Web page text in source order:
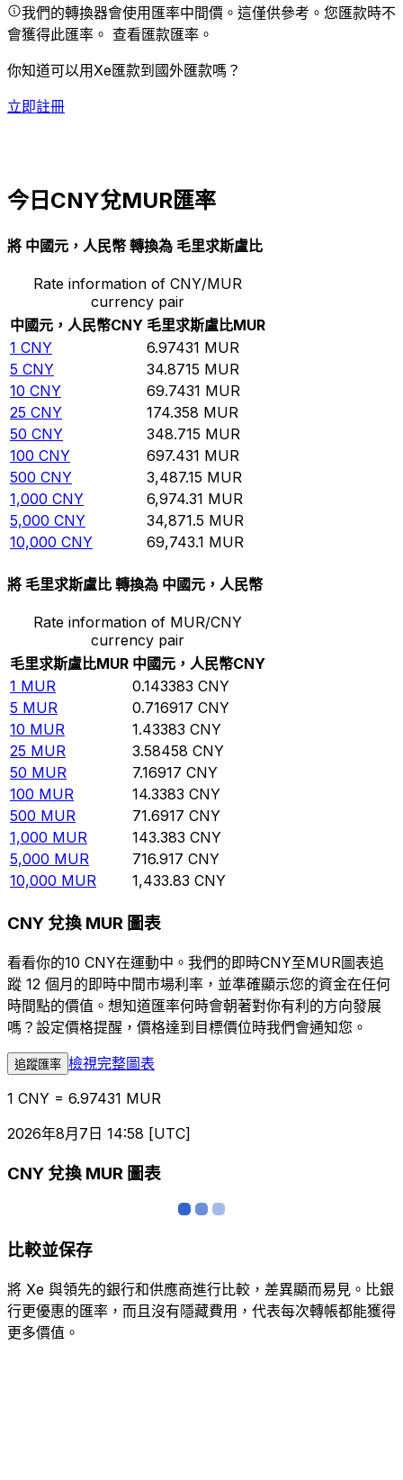
我們的轉換器會使用匯率中間價。這僅供參考。您匯款時不
會獲得此匯率。 查看匯款匯率。
你知道可以用Xe匯款到國外匯款嗎？
立即註冊
今日CNY兌MUR匯率
將 中國元，人民幣 轉換為 毛里求斯盧比
Rate information of CNY/MUR
currency pair
中國元，人民幣CNY 毛里求斯盧比MUR
1 CNY 6.97431 MUR
5 CNY 34.8715 MUR
10 CNY 69.7431 MUR
25 CNY 174.358 MUR
50 CNY 348.715 MUR
100 CNY 697.431 MUR
500 CNY 3,487.15 MUR
1,000 CNY 6,974.31 MUR
5,000 CNY 34,871.5 MUR
10,000 CNY 69,743.1 MUR
將 毛里求斯盧比 轉換為 中國元，人民幣
Rate information of MUR/CNY
currency pair
毛里求斯盧比MUR 中國元，人民幣CNY
1 MUR 0.143383 CNY
5 MUR 0.716917 CNY
10 MUR 1.43383 CNY
25 MUR 3.58458 CNY
50 MUR 7.16917 CNY
100 MUR 14.3383 CNY
500 MUR 71.6917 CNY
1,000 MUR 143.383 CNY
5,000 MUR 716.917 CNY
10,000 MUR 1,433.83 CNY
CNY 兌換 MUR 圖表
看看你的10 CNY在運動中。我們的即時CNY至MUR圖表追
蹤 12 個月的即時中間市場利率，並準確顯示您的資金在任何
時間點的價值。想知道匯率何時會朝著對你有利的方向發展
嗎？設定價格提醒，價格達到目標價位時我們會通知您。
追蹤匯率 檢視完整圖表
1 CNY = 6.97431 MUR
2026年8月7日 14:58 [UTC]
CNY 兌換 MUR 圖表
比較並保存
將 Xe 與領先的銀行和供應商進行比較，差異顯而易見。比銀
行更優惠的匯率，而且沒有隱藏費用，代表每次轉帳都能獲得
更多價值。